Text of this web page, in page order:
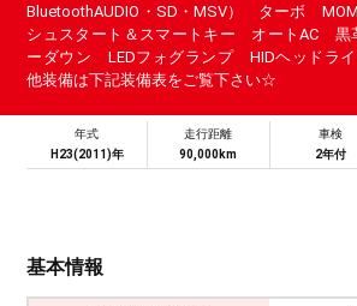
BluetoothAUDIO・SD・MSV） ターボ
シュスタート＆スマートキー オートAC
ーダウン LEDフォグランプ HIDヘッドラ
他装備は下記装備表をご覧下さい☆
年式
H23(2011)年
走行距離
90,000km
車検
2年付
基本情報